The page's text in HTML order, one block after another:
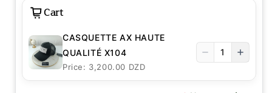
Cart
CASQUETTE AX HAUTE
QUALITÉ X104
Price: 3,200.00 DZD
1